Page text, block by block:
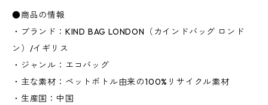
●商品の情報
・ブランド：KIND BAG LONDON（カインドバッグ ロンド
ン）/イギリス
・ジャンル：エコバッグ
・主な素材：ペットボトル由来の100%リサイクル素材
・生産国：中国